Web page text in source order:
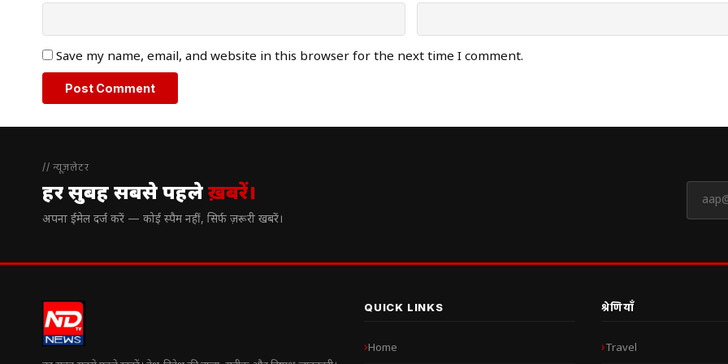
Save my name, email, and website in this browser for the next time I comment.
// न्यूज़लेटर
हर सुबह सबसे पहलेख़बरें।
अपना ईमेल दर्ज करें — कोई स्पैम नहीं, सिर्फ ज़रूरी खबरें।
QUICK LINKS
Home
श्रेणियाँ
Travel